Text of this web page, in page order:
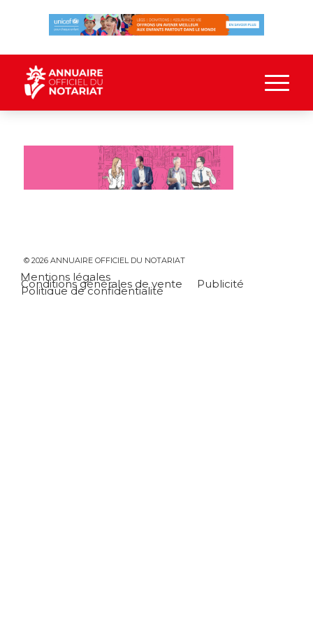
© 2026 ANNUAIRE OFFICIEL DU NOTARIAT
Mentions légales
Conditions générales de vente Publicité
Politique de confidentialité